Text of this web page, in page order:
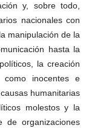
y, sobre todo,
nacionales con
manipulación de la
hasta la
la creación
como inocentes e
humanitarias
molestos y la
de organizaciones